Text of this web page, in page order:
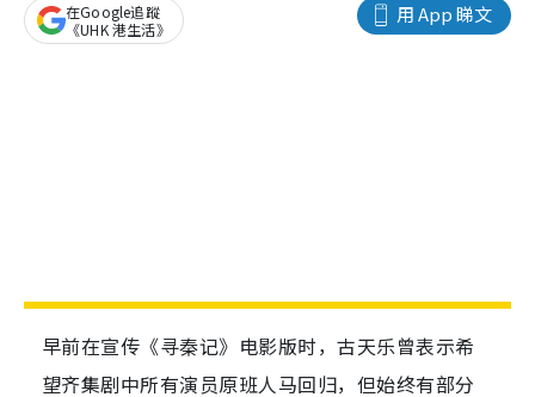
用 App 睇文
在Google追蹤
《UHK 港生活》
早前在宣传《寻秦记》电影版时，古天乐曾表示希
望齐集剧中所有演员原班人马回归，但始终有部分